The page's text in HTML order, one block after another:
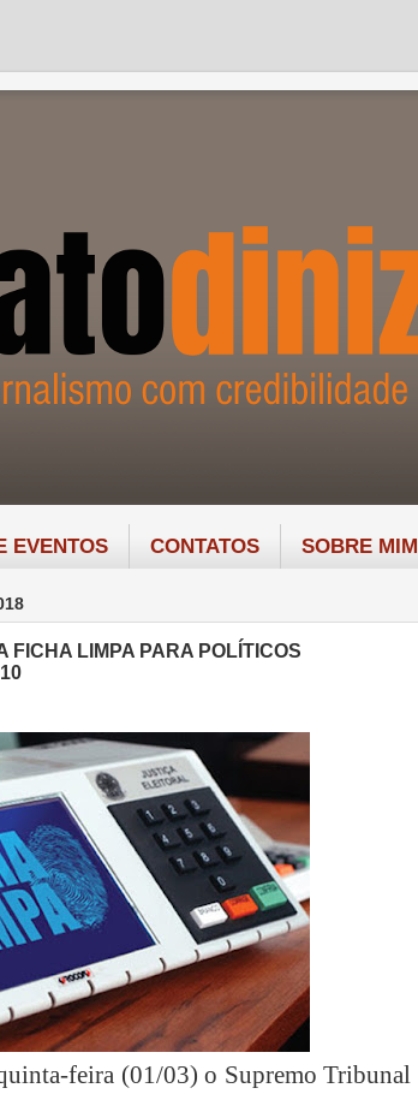
EVENTOS CONTATOS SOBRE MIM
FICHA LIMPA PARA POLÍTICOS
feira (01/03) o Supremo Tribunal